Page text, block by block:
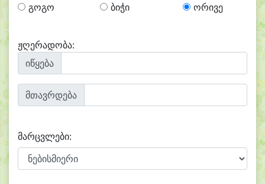
გოგო ბიჭი ორივე
ჟღერადობა:
იწყება
მთავრდება
მარცვლები: